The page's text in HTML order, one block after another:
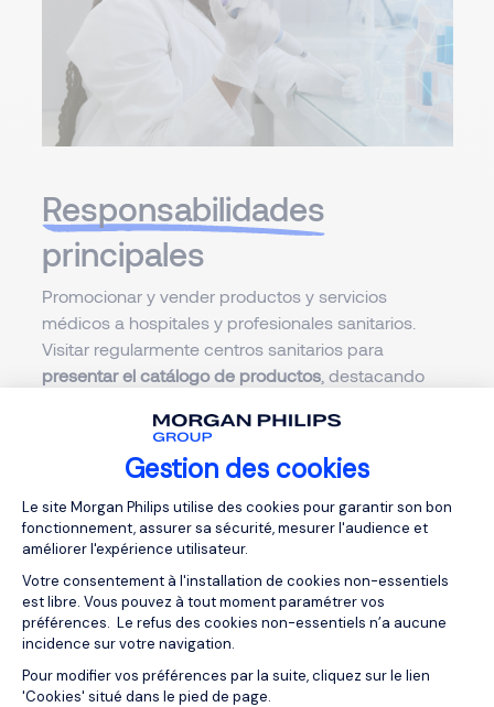
Gestion des cookies
Plateforme de Gestion du
Le site Morgan Philips utilise des cookies pour garantir son bon
fonctionnement, assurer sa sécurité, mesurer l'audience et
améliorer l'expérience utilisateur.
Votre consentement à l'installation de cookies non-essentiels
est libre. Vous pouvez à tout moment paramétrer vos
préférences. Le refus des cookies non-essentiels n’a aucune
incidence sur votre navigation.
Pour modifier vos préférences par la suite, cliquez sur le lien
'Cookies' situé dans le pied de page.
Axeptio consent
Responsabilidades
principales
Promocionar y vender productos y servicios
médicos a hospitales y profesionales sanitarios.
Visitar regularmente centros sanitarios para
presentar el catálogo de productos, destacando
médicos, enfermeros/as y farmacéuticos/as
reforzar la imagen de la empresa y generar nuevas
oportunidades comerciales.
Resolver dudas, gestionar incidencias y ofrecer un
servicio de atención al cliente de alta calidad
Recoger información sobre tendencias del mercado
y necesidades de los clientes para contribuir al
desarrollo y mejora de productos.